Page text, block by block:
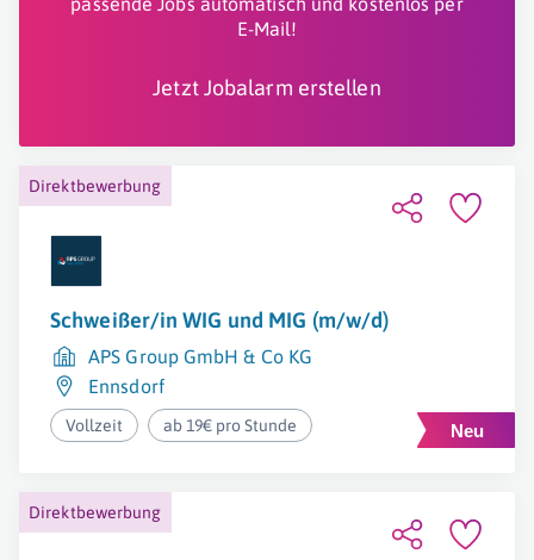
E-Mail!
Jetzt Jobalarm erstellen
Direktbewerbung
Schweißer/in WIG und MIG (m/w/d)
APS Group GmbH & Co KG
Ennsdorf
Vollzeit ab 19€ pro Stunde
Direktbewerbung